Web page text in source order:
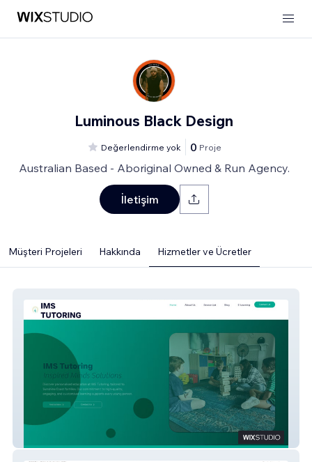
Luminous Black Design
Değerlendirme yok 0 Proje
Australian Based - Aboriginal Owned & Run Agency.
İletişim
Müşteri Projeleri Hakkında Hizmetler ve Ücretler